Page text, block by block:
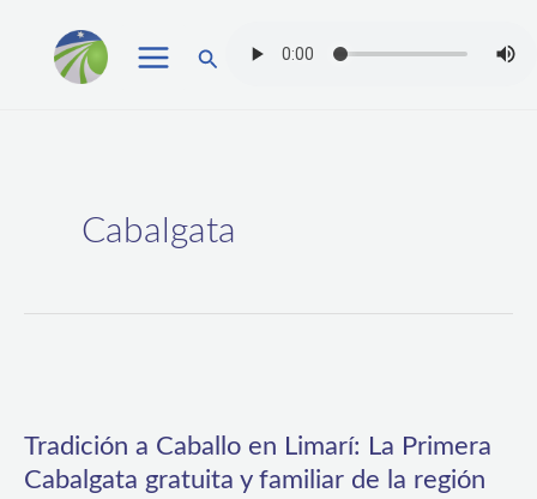
Buscar
Cabalgata
Tradición a Caballo en Limarí: La Primera
Cabalgata gratuita y familiar de la región
Caballo